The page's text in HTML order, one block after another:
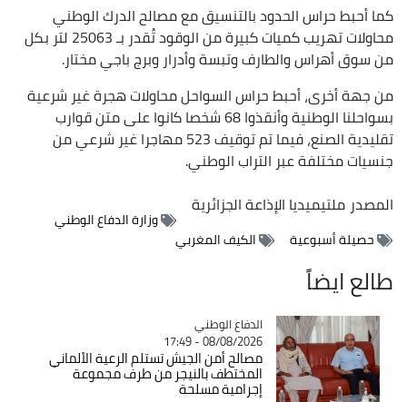
كما أحبط حراس الحدود بالتنسيق مع مصالح الدرك الوطني
محاولات تهريب كميات كبيرة من الوقود تُقدر بـ 25063 لتر بكل
من سوق أهراس والطارف وتبسة وأدرار وبرج باجي مختار.
من جهة أخرى، أحبط حراس السواحل محاولات هجرة غير شرعية
بسواحلنا الوطنية وأنقذوا 68 شخصا كانوا على متن قوارب
تقليدية الصنع، فيما تم توقيف 523 مهاجرا غير شرعي من
جنسيات مختلفة عبر التراب الوطني.
المصدرملتيميديا الإذاعة الجزائرية
وزارة الدفاع الوطني
حصيلة أسبوعية
الكيف المغربي
طالع ايضاً
Catégorie
الدفاع الوطني
08/08/2026 - 17:49
مصالح أمن الجيش تستلم الرعية الألماني
المختطف بالنيجر من طرف مجموعة
إجرامية مسلحة